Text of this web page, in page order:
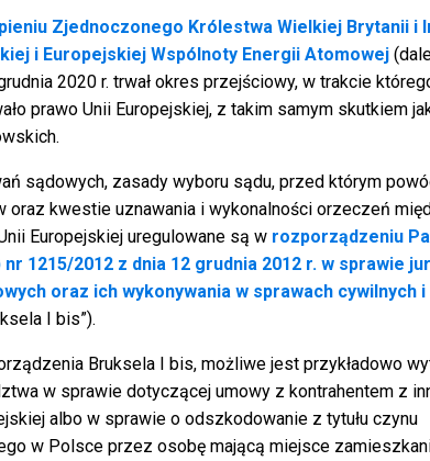
Zjednoczonego Królestwa Wielkiej Brytanii i
i Europejskiej Wspólnoty Energii Atomowej
2020 r. trwał okres przejściowy, w trakcie
prawo Unii Europejskiej, z takim samym skutkiem
sądowych, zasady wyboru sądu, przed którym
oraz kwestie uznawania i wykonalności orzeczeń
Europejskiej uregulowane są w rozporządzeniu
1215/2012 z dnia 12 grudnia 2012 r. w sprawie
oraz ich wykonywania w sprawach cywilnych i
I bis”).
Bruksela I bis, możliwe jest przykładowo
w sprawie dotyczącej umowy z kontrahentem z
albo w sprawie o odszkodowanie z tytułu czynu
w Polsce przez osobę mającą miejsce